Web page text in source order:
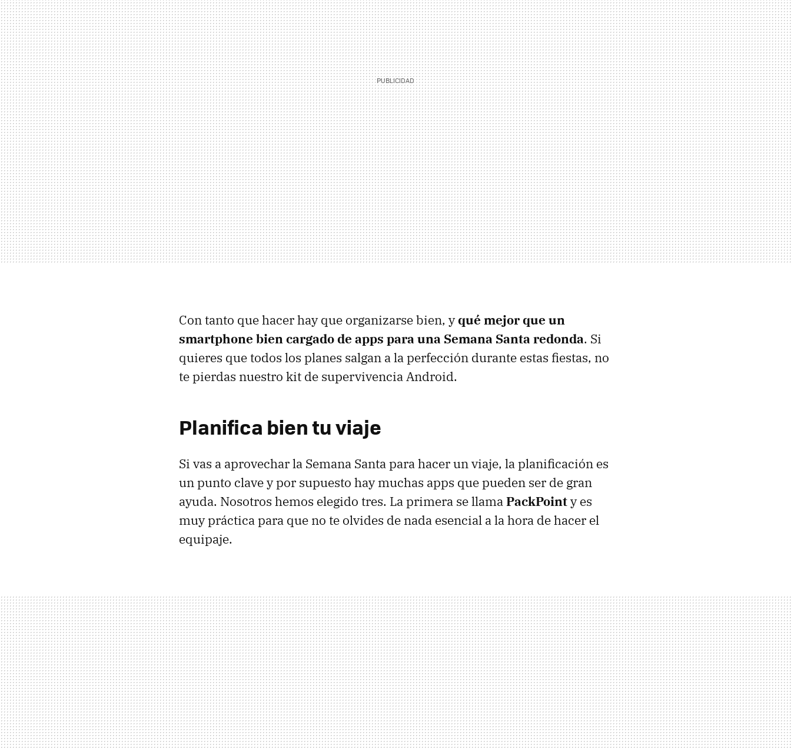
Con tanto que hacer hay que organizarse bien, yqué mejor que un
smartphone bien cargado de apps para una Semana Santa redonda. Si
quieres que todos los planes salgan a la perfección durante estas fiestas, no
te pierdas nuestro kit de supervivencia Android.
Planifica bien tu viaje
Si vas a aprovechar la Semana Santa para hacer un viaje, la planificación es
un punto clave y por supuesto hay muchas apps que pueden ser de gran
ayuda. Nosotros hemos elegido tres. La primera se llamaPackPointy es
muy práctica para que no te olvides de nada esencial a la hora de hacer el
equipaje.